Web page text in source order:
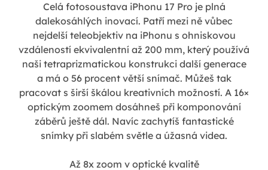
Celá fotosoustava iPhonu 17 Pro je plná
dalekosáhlých inovací. Patří mezi ně vůbec
nejdelší teleobjektiv na iPhonu s ohniskovou
vzdáleností ekvivalentní až 200 mm, který používá
naši tetraprizmatickou konstrukci další generace
a má o 56 procent větší snímač. Můžeš tak
pracovat s širší škálou kreativních možností. A 16×
optickým zoomem dosáhneš při komponování
záběrů ještě dál. Navíc zachytíš fantastické
snímky při slabém světle a úžasná videa.
Až 8x zoom v optické kvalitě